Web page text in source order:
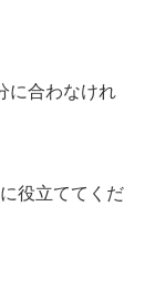
に合わなけれ
役立ててくだ